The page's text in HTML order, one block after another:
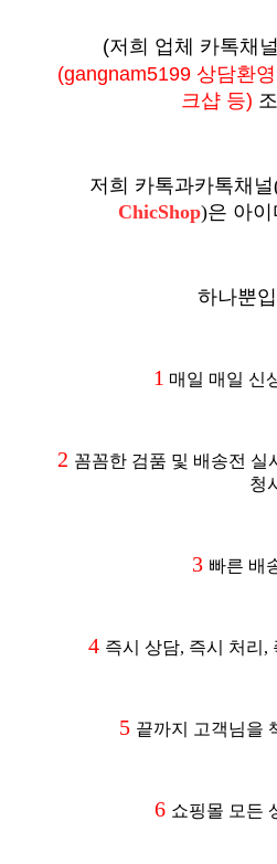
(저희 업체 카톡채
(gangnam5199 상담환
크샵 등)
저희 카톡과카톡채널
ChicShop)은 아이
하나뿐
1 매일 매일 신
2 꼼꼼한 검품 및 배송전 실
청시
3 빠른 배
4 즉시 상담, 즉시 처리,
5 끝까지 고객님을
6 쇼핑몰 모든